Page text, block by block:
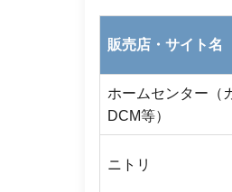
販売店・サイト名
ホームセンター（
DCM等）
ニトリ